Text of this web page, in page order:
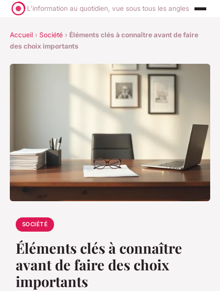
L'information au quotidien, vue sous tous les angles
Accueil › Société › Éléments clés à connaître avant de faire
des choix importants
SOCIÉTÉ
Éléments clés à connaître
avant de faire des choix
importants